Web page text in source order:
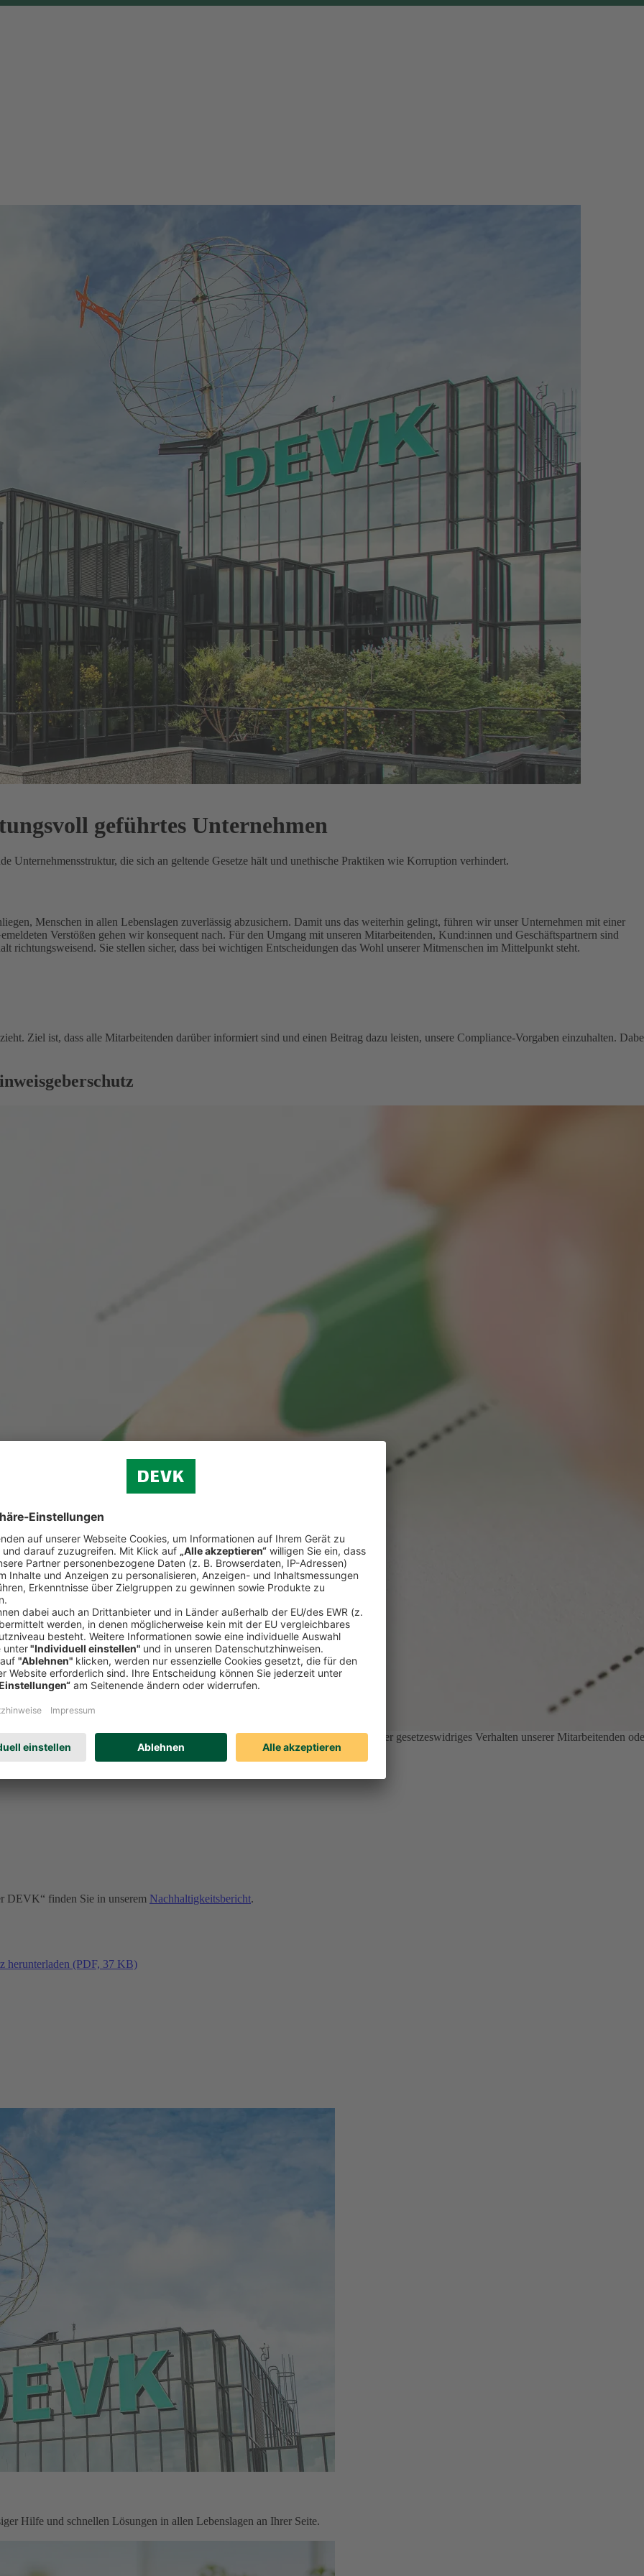
geführtes Unternehmen
Unternehmensstruktur, die sich an geltende Gesetze hält und unethische Praktiken wie Korruption verhindert.
Menschen in allen Lebenslagen zuverlässig abzusichern. Damit uns das weiterhin gelingt, führen wir unser Unternehmen mit einer
Verstößen gehen wir konsequent nach. Für den Umgang mit unseren Mitarbeitenden, Kund:innen und Geschäftspartnern sind
richtungsweisend. Sie stellen sicher, dass bei wichtigen Entscheidungen das Wohl unserer Mitmenschen im Mittelpunkt steht.
Ziel ist, dass alle Mitarbeitenden darüber informiert sind und einen Beitrag dazu leisten, unsere Compliance-Vorgaben einzuhalten.
wichtige Rolle. Sollte es dennoch zu Verstößen kommen, kann unethisches oder gesetzeswidriges Verhalten unserer Mitarbeitenden
Erfahren Sie auf unserer Compliance-Seite u. a.:
DEVK“ finden Sie in unserem Nachhaltigkeitsbericht.
herunterladen (PDF, 37 KB)
Hilfe und schnellen Lösungen in allen Lebenslagen an Ihrer Seite.